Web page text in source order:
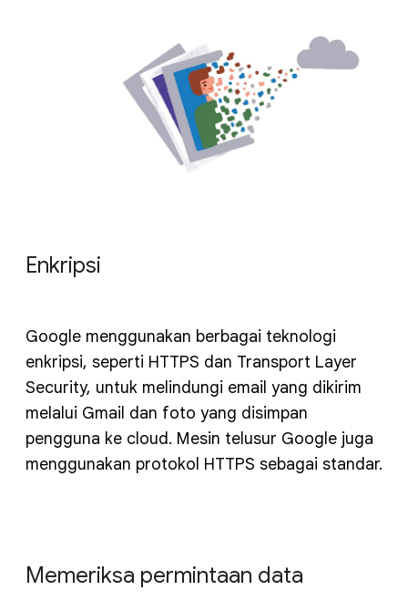
Enkripsi
Google menggunakan berbagai teknologi
enkripsi, seperti HTTPS dan Transport Layer
Security, untuk melindungi email yang dikirim
melalui Gmail dan foto yang disimpan
pengguna ke cloud. Mesin telusur Google juga
menggunakan protokol HTTPS sebagai standar.
Memeriksa permintaan data